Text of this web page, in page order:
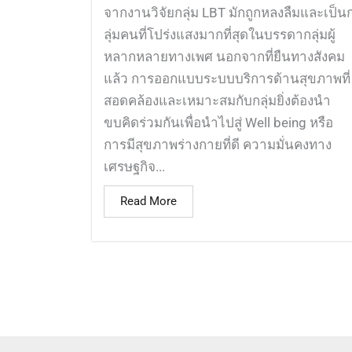
จากงานวิจัยกลุ่ม LBT มักถูกหลงลืมและเป็น
ลุ่มคนที่โปร่งแสงมากที่สุดในบรรดากลุ่มผู้
หลากหลายทางเพศ นอกจากที่ยืนทางสังคม
แล้ว การออกแบบระบบบริการด้านสุขภาพที่
สอดคล้องและเหมาะสมกับกลุ่มยิ่งต้องนำ
ขบคิดร่วมกันเพื่อนำไปสู่ Well being หรือ
การมีสุขภาพร่างกายที่ดี ความมั่นคงทาง
เศรษฐกิจ...
Read More